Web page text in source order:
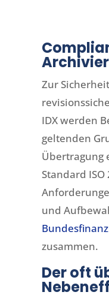
Zur
IDX werden
geltenden
Übertragung
Standard ISO
und
zusammen.
Der oft